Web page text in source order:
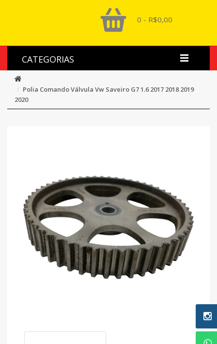
0 - R$0,00
CATEGORIAS
Polia Comando Válvula Vw Saveiro G7 1.6 2017 2018 2019
2020